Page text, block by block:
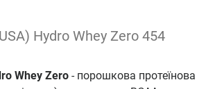
Hydro Whey Zero 454
Whey Zero - порошкова протеїнова